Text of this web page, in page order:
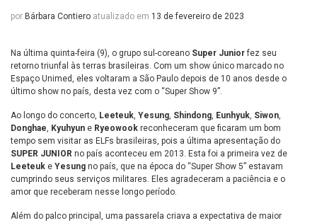
por Bárbara Contiero atualizado em 13 de fevereiro de 2023
Na última quinta-feira (9), o grupo sul-coreano Super Juniorfez seu
retorno triunfal às terras brasileiras. Com um show único marcado no
Espaço Unimed, eles voltaram a São Paulo depois de 10 anos desde o
último show no país, desta vez com o “Super Show 9”.
Ao longo do concerto, Leeteuk, Yesung, Shindong, Eunhyuk, Siwon,
Donghae, Kyuhyun e Ryeowook reconheceram que ficaram um bom
tempo sem visitar as ELFs brasileiras, pois a última apresentação do
SUPER JUNIOR no país aconteceu em 2013. Esta foi a primeira vez de
Leeteuk e Yesung no país, que na época do “Super Show 5” estavam
cumprindo seus serviços militares. Eles agradeceram a paciência e o
amor que receberam nesse longo período.
Além do palco principal, uma passarela criava a expectativa de maior